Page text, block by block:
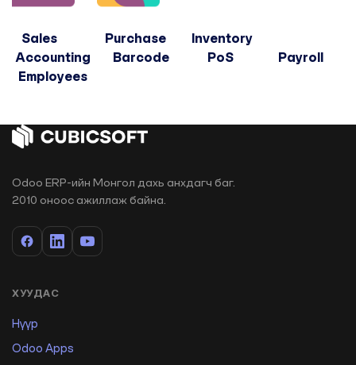
Sales Purchase Inventory
Accounting Barcode PoS Payroll
Employees
Odoo ERP-ийн Монгол дахь анхдагч баг.
2010 оноос ажиллаж байна.
ХУУДАС
Нүүр
Odoo Apps